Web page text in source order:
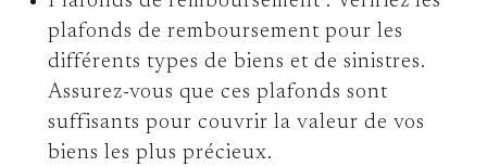
plafonds de remboursement pour les
différents types de biens et de sinistres.
Assurez-vous que ces plafonds sont
suffisants pour couvrir la valeur de vos
biens les plus précieux.